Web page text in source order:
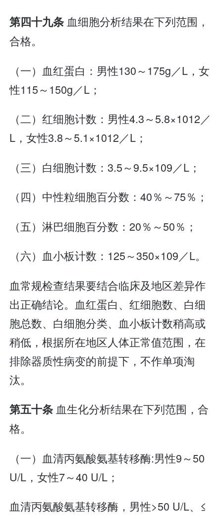
第四十九条血细胞分析结果在下列范围，
合格。
（一）血红蛋白：男性130～175g／L，女
性115～150g／L；
（二）红细胞计数：男性4.3～5.8×1012／
L，女性3.8～5.1×1012／L；
（三）白细胞计数：3.5～9.5×109／L；
（四）中性粒细胞百分数：40％～75％；
（五）淋巴细胞百分数：20％～50％；
（六）血小板计数：125～350×109／L。
血常规检查结果要结合临床及地区差异作
出正确结论。血红蛋白、红细胞数、白细
胞总数、白细胞分类、血小板计数稍高或
稍低，根据所在地区人体正常值范围，在
排除器质性病变的前提下，不作单项淘
汰。
第五十条血生化分析结果在下列范围，合
格。
（一）血清丙氨酸氨基转移酶:男性9～50
U/L，女性7～40 U/L；
血清丙氨酸氨基转移酶，男性>50 U/L、≤